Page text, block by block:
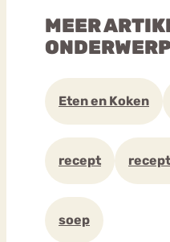
MEER
Eten en Koken
recept
soep